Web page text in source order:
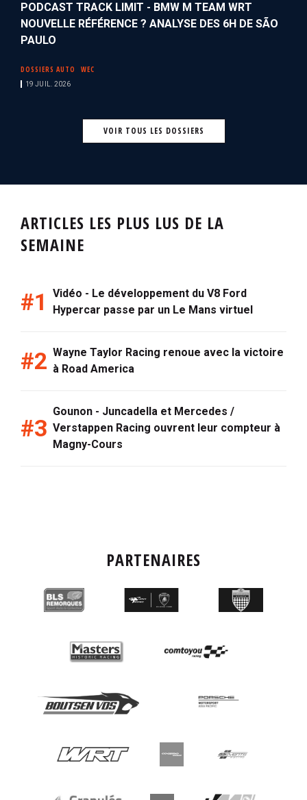
PODCAST TRACK LIMIT - BMW M TEAM WRT
NOUVELLE RÉFÉRENCE ? ANALYSE DES 6H DE SÃO
PAULO
DOSSIERS AUTO WEC
19 JUIL. 2026
VOIR TOUS LES DOSSIERS
ARTICLES LES PLUS LUS DE LA
SEMAINE
Vidéo - Le développement du V8 Ford
Hypercar passe par un Le Mans virtuel
Wayne Taylor Racing renoue avec la victoire
à Road America
Gounon - Juncadella et Mercedes /
Verstappen Racing ouvrent leur compteur à
Magny-Cours
PARTENAIRES